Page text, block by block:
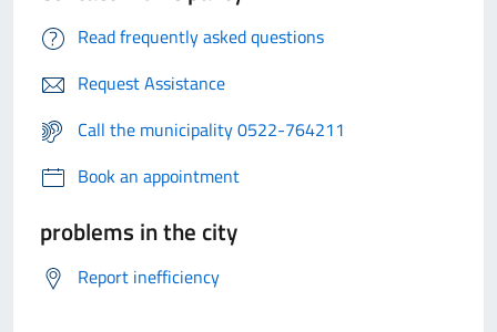
Read frequently asked questions
Request Assistance
Call the municipality 0522-764211
Book an appointment
problems in the city
Report inefficiency